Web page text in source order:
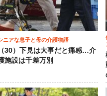
ニアな息子と母の介護物語
（30）下見は大事だと痛感…介
施設は千差万別